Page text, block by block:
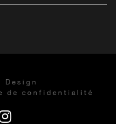
de confidentialité